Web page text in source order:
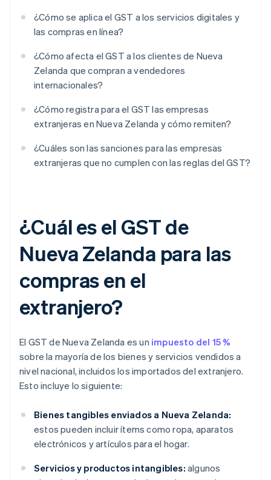
¿Cómo se aplica el GST a los servicios digitales y
las compras en línea?
¿Cómo afecta el GST a los clientes de Nueva
Zelanda que compran a vendedores
internacionales?
¿Cómo registra para el GST las empresas
extranjeras en Nueva Zelanda y cómo remiten?
¿Cuáles son las sanciones para las empresas
extranjeras que no cumplen con las reglas del GST?
¿Cuál es el GST de
Nueva Zelanda para las
compras en el
extranjero?
El GST de Nueva Zelanda es un impuesto del 15 %
sobre la mayoría de los bienes y servicios vendidos a
nivel nacional, incluidos los importados del extranjero.
Esto incluye lo siguiente:
Bienes tangibles enviados a Nueva Zelanda:
estos pueden incluir ítems como ropa, aparatos
electrónicos y artículos para el hogar.
Servicios y productos intangibles: algunos